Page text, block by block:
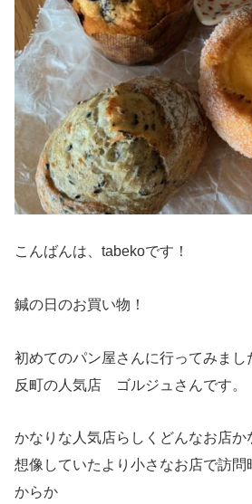
こんばんは、tabekoです！
鍼の日のお買い物！
初めてのパン屋さんに行ってみまし
反町の人気店 ゴルジュさんです。
かなりな人気店らしくどんなお店か
想像していたより小さなお店で訪問
からか